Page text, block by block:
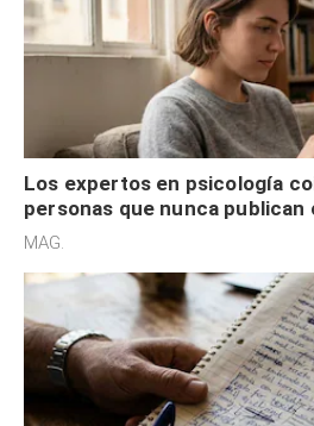
Los expertos en psicología
personas que nunca
redes sociales no pretenden
MAG.